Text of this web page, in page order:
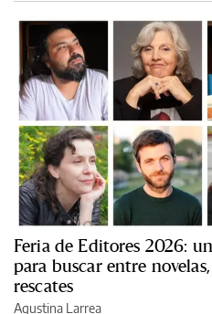
Feria de Editores 2026:
para buscar entre
rescates
Agustina Larrea